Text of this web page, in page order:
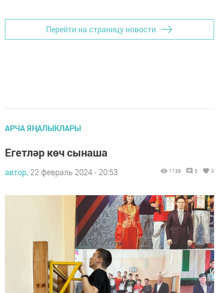
Перейти на страницу новости
АРЧА ЯҢАЛЫКЛАРЫ
Егетләр көч сынаша
автор, 22 февраль 2024 - 20:53 1139 0 0